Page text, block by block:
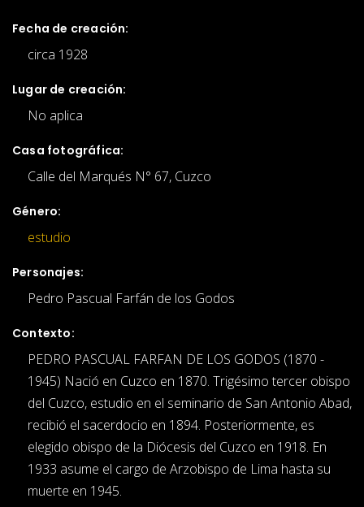
Fecha de creación:
circa 1928
Lugar de creación:
No aplica
Casa fotográfica:
Calle del Marqués N° 67, Cuzco
Género:
estudio
Personajes:
Pedro Pascual Farfán de los Godos
Contexto:
PEDRO PASCUAL FARFAN DE LOS GODOS (1870 -
1945) Nació en Cuzco en 1870. Trigésimo tercer obispo
del Cuzco, estudio en el seminario de San Antonio Abad,
recibió el sacerdocio en 1894. Posteriormente, es
elegido obispo de la Diócesis del Cuzco en 1918. En
1933 asume el cargo de Arzobispo de Lima hasta su
muerte en 1945.